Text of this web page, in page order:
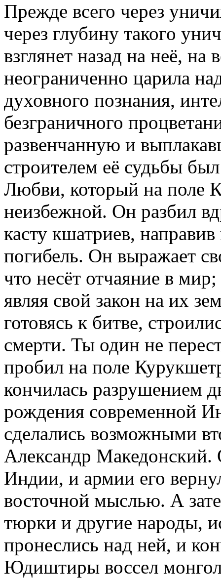
Прежде всего через
через глубину такого
взглянет назад на неё,
неограниченно царила
духовного познания,
безграничного
развенчанную и
строителем её судьбы
Любви, который на поле
неизбежной. Он разбил
касту кшатриев,
погибель. Он выражает
что несёт отчаяние в
являя свой закон на их
готовясь к битве,
смерти. Ты один не
пробил на поле
кончилась разрушением
рождения современной
сделались возможными
Александр Македонский.
Индии, и армии его
восточной мыслью. А
тюрки и другие народы,
пронеслись над ней, и
Юдиштиры воссел